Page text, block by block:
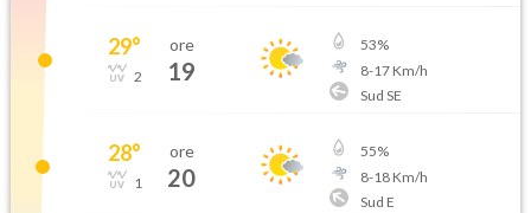
29°
2
ore
19
53%
8-17Km/h
Sud SE
28°
1
ore
20
55%
8-18Km/h
Sud E